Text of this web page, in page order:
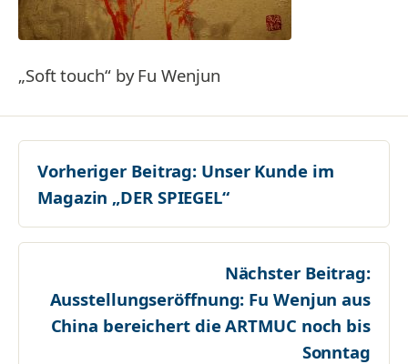
„Soft touch“ by Fu Wenjun
Vorheriger Beitrag: Unser Kunde im
Magazin „DER SPIEGEL“
Nächster Beitrag:
Ausstellungseröffnung: Fu Wenjun aus
China bereichert die ARTMUC noch bis
Sonntag